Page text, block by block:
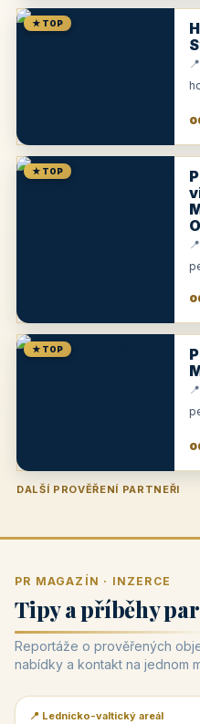
★ TOP
★ TOP
★ TOP
DALŠÍ PROVĚŘENÍ PARTNEŘI
Penzion U Zámku Pension Faber
PR MAGAZÍN · INZERCE
Tipy a příběhy
Reportáže o prověřených
nabídky a kontakt na jednom
📰 PR článek
📍 Lednicko-valtický areál